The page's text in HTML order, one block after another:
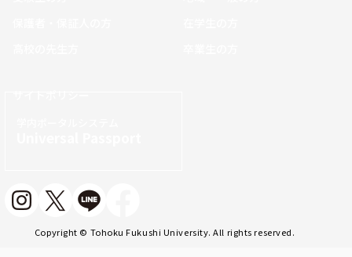
Copyright © Tohoku Fukushi University. All rights reserved.